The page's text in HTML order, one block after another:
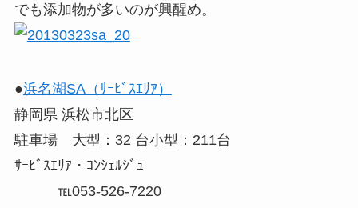
でも添加物が多いのが興醒め。
●浜名湖SA（ｻｰﾋﾞｽｴﾘｱ）
静岡県 浜松市北区
駐車場 大型：32 台小型：211台
ｻｰﾋﾞｽｴﾘｱ・ｺﾝｼｪﾙｼﾞｭ
℡053-526-7220